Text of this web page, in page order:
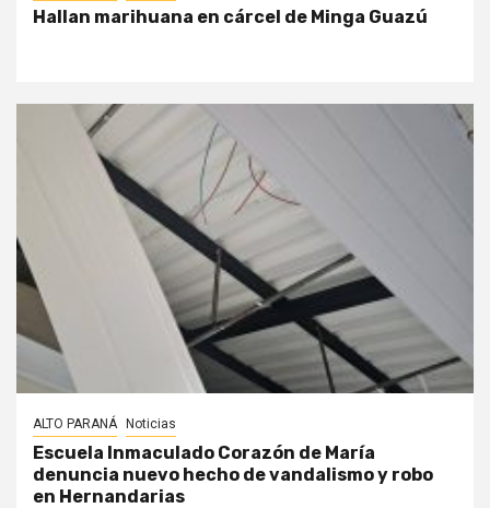
Hallan marihuana en cárcel de Minga Guazú
ALTO PARANÁ Noticias
Escuela Inmaculado Corazón de María
denuncia nuevo hecho de vandalismo y robo
en Hernandarias